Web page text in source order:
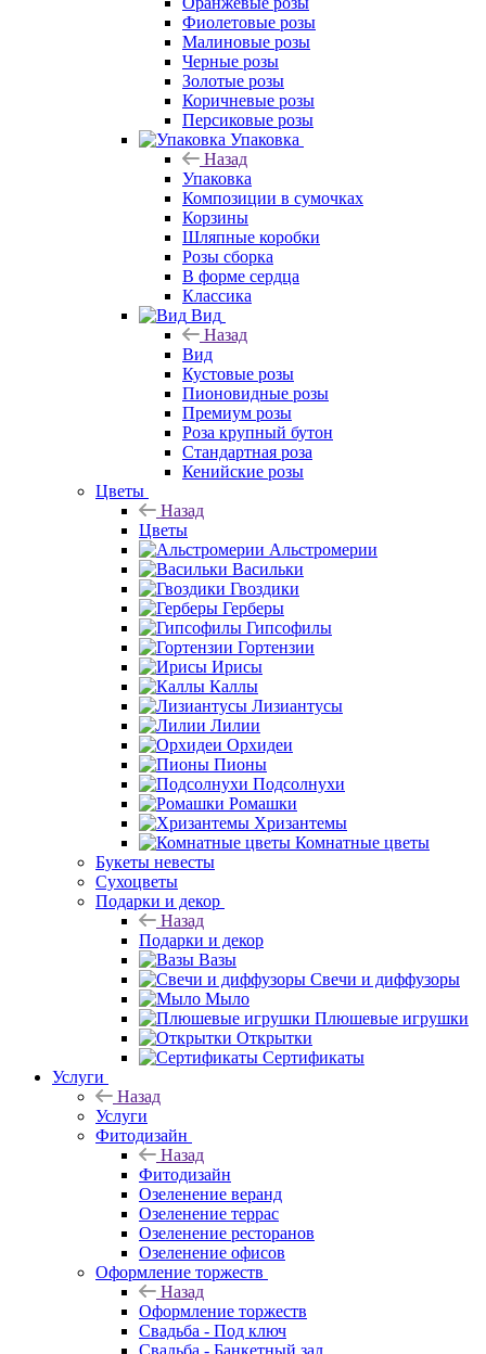
Фиолетовые розы
Малиновые розы
Черные розы
Золотые розы
Коричневые розы
Персиковые розы
Упаковка
Назад
Упаковка
Композиции в сумочках
Корзины
Шляпные коробки
Розы сборка
В форме сердца
Классика
Вид
Назад
Вид
Кустовые розы
Пионовидные розы
Премиум розы
Роза крупный бутон
Стандартная роза
Кенийские розы
Цветы
Назад
Цветы
Альстромерии
Васильки
Гвоздики
Герберы
Гипсофилы
Гортензии
Ирисы
Каллы
Лизиантусы
Лилии
Орхидеи
Пионы
Подсолнухи
Ромашки
Хризантемы
Комнатные цветы
Букеты невесты
Сухоцветы
Подарки и декор
Назад
Подарки и декор
Вазы
Свечи и диффузоры
Мыло
Плюшевые игрушки
Открытки
Сертификаты
Услуги
Назад
Услуги
Фитодизайн
Назад
Фитодизайн
Озеленение веранд
Озеленение террас
Озеленение ресторанов
Озеленение офисов
Оформление торжеств
Назад
Оформление торжеств
Свадьба - Под ключ
Свадьба - Банкетный зал